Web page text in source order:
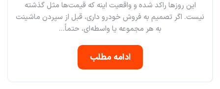
این روزها راکد شده و واقعیت اینه که قیمت‌ها مثل گذشته
نیست. اگر تصمیم به فروش خودرو داری، قبل از سپردن ماشینت
به هر مجموعه یا واسطه‌ای، حتماً...
ادامه مطلب